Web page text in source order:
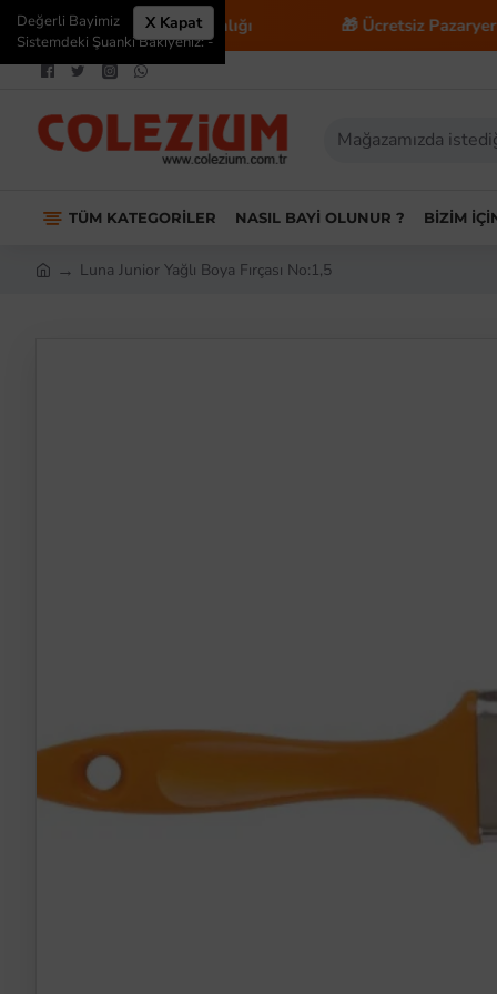
Danışmanlığı 🎁 Ücretsiz Pazaryeri
TÜM KATEGORILER NASIL BAYI OLUNUR ? BIZIM
X Kapat
Değerli Bayimiz
Sistemdeki Şuanki Bakiyeniz: -
Luna Junior Yağlı Boya Fırçası No:1,5